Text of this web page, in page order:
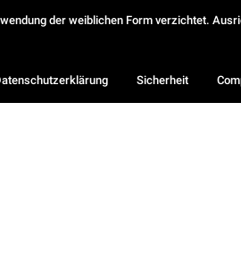
der weiblichen Form verzichtet.
Sicherheit